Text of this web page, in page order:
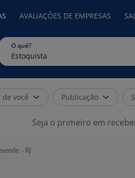
AVALIAÇÕES DE EMPRESAS
O quê?
de você Publicação
Seja o primeiro em
- RJ